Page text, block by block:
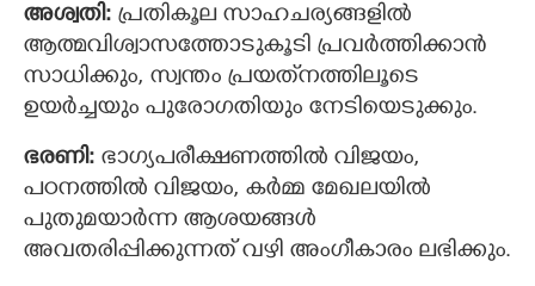
അശ്വതി: പ്രതികൂല സാഹചര്യങ്ങളില്‍
ആത്മവിശ്വാസത്തോടുകൂടി പ്രവര്‍ത്തിക്കാന്‍
സാധിക്കും, സ്വന്തം പ്രയത്‌നത്തിലൂടെ
ഉയര്‍ച്ചയും പുരോഗതിയും നേടിയെടുക്കും.
ഭരണി: ഭാഗ്യപരീക്ഷണത്തില്‍ വിജയം,
പഠനത്തില്‍ വിജയം, കര്‍മ്മ മേഖലയില്‍
പുതുമയാര്‍ന്ന ആശയങ്ങള്‍
അവതരിപ്പിക്കുന്നത് വഴി അംഗീകാരം ലഭിക്കും.